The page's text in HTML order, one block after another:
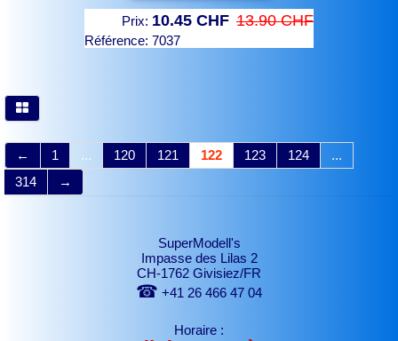
Prix: 10.45 CHF 13.90 CHF
Référence: 7037
← 1 ... 120 121 122 123 124
...
314
→
SuperModell's
Impasse des Lilas 2
CH-1762 Givisiez/FR
☎ +41 26 466 47 04
Horaire :